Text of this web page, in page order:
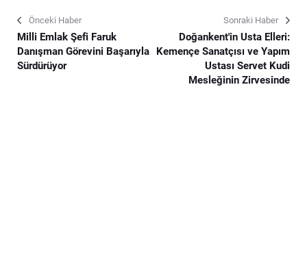
Önceki Haber
Milli Emlak Şefi Faruk
Danışman Görevini Başarıyla
Sürdürüyor
Sonraki Haber
Doğankent'in Usta Elleri:
Kemençe Sanatçısı ve Yapım
Ustası Servet Kudi
Mesleğinin Zirvesinde